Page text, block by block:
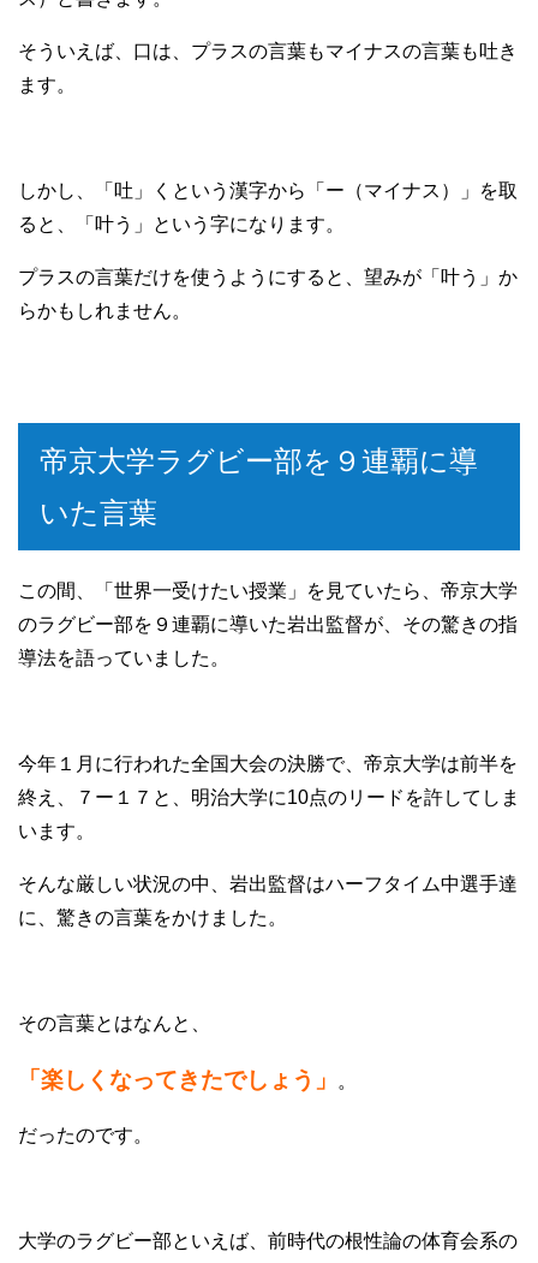
そういえば、口は、プラスの言葉もマイナスの言葉も吐き
ます。
しかし、「吐」くという漢字から「ー（マイナス）」を取
ると、「叶う」という字になります。
プラスの言葉だけを使うようにすると、望みが「叶う」か
らかもしれません。
帝京大学ラグビー部を９連覇に導
いた言葉
この間、「世界一受けたい授業」を見ていたら、帝京大学
のラグビー部を９連覇に導いた岩出監督が、その驚きの指
導法を語っていました。
今年１月に行われた全国大会の決勝で、帝京大学は前半を
終え、７ー１７と、明治大学に10点のリードを許してしま
います。
そんな厳しい状況の中、岩出監督はハーフタイム中選手達
に、驚きの言葉をかけました。
その言葉とはなんと、
「楽しくなってきたでしょう」 。
だったのです。
大学のラグビー部といえば、前時代の根性論の体育会系の